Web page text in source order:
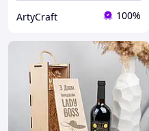
ArtyCraft 100%